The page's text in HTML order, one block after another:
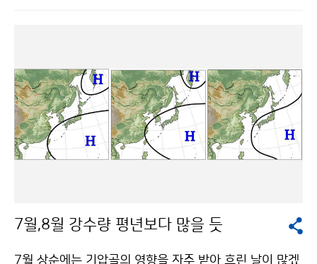
북상함에 따라 점차 구름이 많아지겠다. 25일(금) 북동진
하는 저기압을 따라 장마전선이 북상하면서 제주도와 남
부지방에 영향을 주겠고, 26일(토)에는 전국이 영향을 받
겠다. 26일(토) 밤부터 27일(일) 사이에는 장마전선이 점
차 동쪽으로 이동하면서 주 강수대가 남해안과 강원도 및
는 곳도 있겠다. 이번 비는 25일(금)부터 27일까지 남부
7월,8월 강수량 평년보다 많을 듯
7월 상순에는 기압골의 영향을 자주 받아 흐린 날이 많겠